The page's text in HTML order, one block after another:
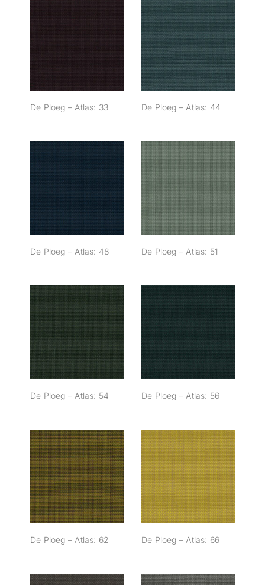
De Ploeg –
De Ploeg – Atlas: 33
De Ploeg –
Atlas: 44
De Ploeg – Atlas: 44
De Ploeg –
Atlas: 48
De Ploeg – Atlas: 48
De Ploeg –
Atlas: 51
De Ploeg – Atlas: 51
De Ploeg –
Atlas: 54
De Ploeg – Atlas: 54
De Ploeg –
Atlas: 56
De Ploeg – Atlas: 56
De Ploeg –
Atlas: 62
De Ploeg – Atlas: 62
De Ploeg –
Atlas: 66
De Ploeg – Atlas: 66